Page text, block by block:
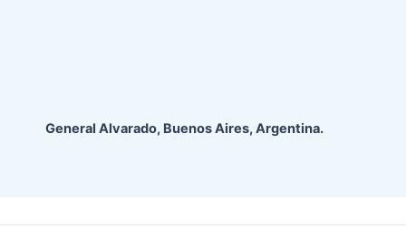
General Alvarado, Buenos Aires, Argentina.